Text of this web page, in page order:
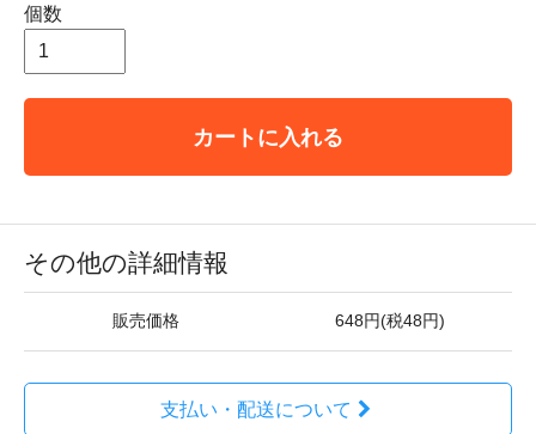
個数
カートに入れる
その他の詳細情報
販売価格 648円(税48円)
支払い・配送について